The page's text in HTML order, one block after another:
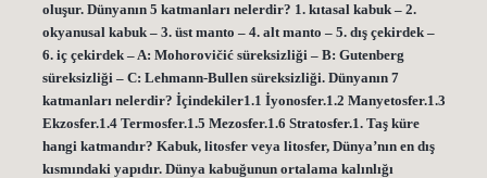
oluşur. Dünyanın 5 katmanları nelerdir? 1. kıtasal kabuk – 2.
okyanusal kabuk – 3. üst manto – 4. alt manto – 5. dış çekirdek –
6. iç çekirdek – A: Mohorovičić süreksizliği – B: Gutenberg
süreksizliği – C: Lehmann-Bullen süreksizliği. Dünyanın 7
katmanları nelerdir? İçindekiler1.1 İyonosfer.1.2 Manyetosfer.1.3
Ekzosfer.1.4 Termosfer.1.5 Mezosfer.1.6 Stratosfer.1. Taş küre
hangi katmandır? Kabuk, litosfer veya litosfer, Dünya’nın en dış
kısmındaki yapıdır. Dünya kabuğunun ortalama kalınlığı